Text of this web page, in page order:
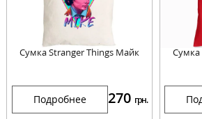
Сумка Stranger Things Майк
Подробнее 270 грн.
Сумка